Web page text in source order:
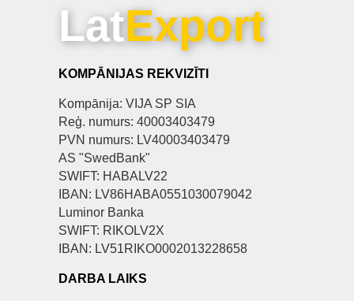
LatExport
KOMPĀNIJAS REKVIZĪTI
Kompānija: VIJA SP SIA
Reģ. numurs: 40003403479
PVN numurs: LV40003403479
AS "SwedBank"
SWIFT: HABALV22
IBAN: LV86HABA0551030079042
Luminor Banka
SWIFT: RIKOLV2X
IBAN: LV51RIKO0002013228658
DARBA LAIKS